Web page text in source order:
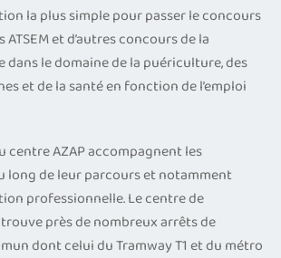
la plus simple pour passer le concours
ATSEM et d’autres concours de la
le domaine de la puériculture, des
et de la santé en fonction de l’emploi
centre AZAP accompagnent les
long de leur parcours et notamment
professionnelle. Le centre de
près de nombreux arrêts de
dont celui du Tramway T1 et du métro